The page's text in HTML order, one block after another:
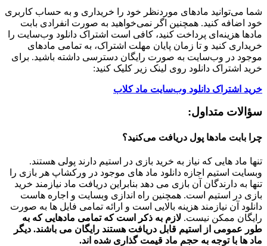
شما می‌توانید مادهای موردنظر خود را خریداری و به حساب کاربری
خود اضافه کنید. همچنین اگر نمی‌خواهید به صورت انفرادی بابت
مادها هزینه‌ای پرداخت کنید، کافی است اشتراک دانلود وب‌سایت را
خریداری کنید و تا زمان پایان مهلت اشتراک، به تمامی مادهای
موجود در وب‌سایت به صورت رایگان دسترسی داشته باشید. برای
خرید اشتراک دانلود روی لینک زیر کلیک کنید:
خرید اشتراک دانلود وب‌سایت ماد کلاب
سؤالات متداول:
چرا بابت مادها پول دریافت می‌کنید؟
تنها ماد هایی که نیاز به خرید بازی در استیم دارند پولی هستند.
وبسایت استیم اجازه دانلود ماد های موجود در ورکشاپ هر بازی را
تنها به دارندگان آن بازی می دهد بنابراین دریافت ماد نیازمند خرید
بازی در استیم است. همچنین راه اندازی وبسایت و اجاره هاست
دانلود آن نیازمند هزینه بالایی است و ارائه تمامی فایل ها به صورت
رایگان ممکن نیست. لازم به ذکر است که تمامی مادهایی که به
طور عمومی از استیم قابل دریافت هستند رایگان می باشند. دیگر
ماد ها با توجه به حجم ماد قیمت گذاری شده اند.